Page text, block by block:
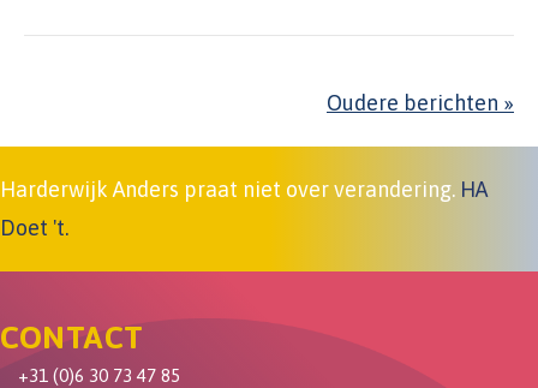
Oudere berichten »
Harderwijk Anders praat niet over verandering. HA
Doet 't.
CONTACT
+31 (0)6 30 73 47 85